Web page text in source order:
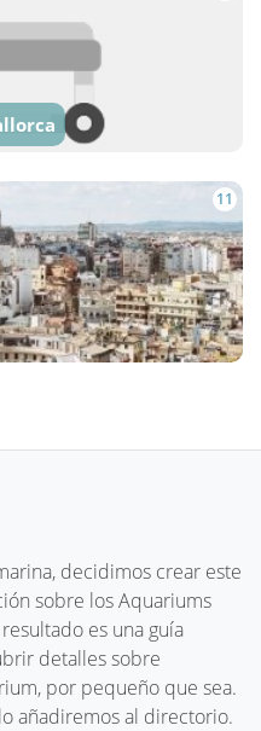
11
decidimos crear este
sobre los Aquariums
es una guía
detalles sobre
por pequeño que sea.
añadiremos al directorio.